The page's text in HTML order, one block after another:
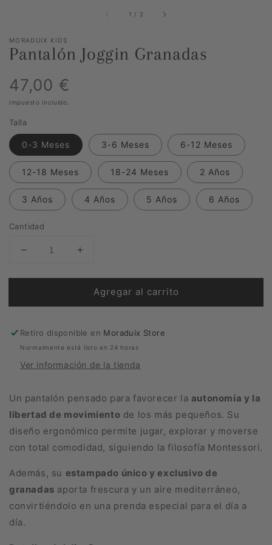
1 / de
2
MORADUIX KIDS
Pantalón Joggin Granadas
Precio
habitual
47,00 €
Impuesto incluido.
Talla
0-3 Meses 3-6 Meses 6-12 Meses
12-18 Meses 18-24 Meses 2 Años
3 Años 4 Años 5 Años 6 Años
Cantidad
Reducir
para
Joggin
Aumentar
para
Pantalón
Joggin
Agregar al carrito
Retiro disponible en Moraduix Store
Normalmente está listo en 24 horas
Ver información de la tienda
Un pantalón pensado para favorecer la autonomía y la
libertad de movimiento de los más pequeños. Su
diseño ergonómico permite jugar, explorar y moverse
con total comodidad, siguiendo la filosofía Montessori.
Además, su estampado único y exclusivo de
granadas aporta frescura y un aire mediterráneo,
convirtiéndolo en una prenda especial para el día a
día.